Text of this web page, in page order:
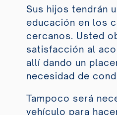
Sus hijos tendrán
educación en los
cercanos. Usted
satisfacción al
allí dando un
necesidad de
Tampoco será
vehículo para